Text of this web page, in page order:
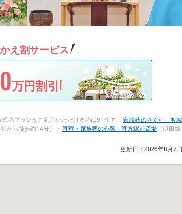
え割サービス
万円割引!
のプランをご利用いただけるのは91件で、 家族葬のさくら 飯塚
から徒歩約14分）・ 直葬・家族葬の心響 直方駅前斎場 （伊田線
更新日： 2026年8月7日